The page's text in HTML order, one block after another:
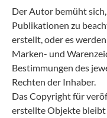
Der Autor bemüht
Publikationen zu
erstellt, oder es
Marken- und
Bestimmungen des
Rechten der Inhaber.
Das Copyright für
erstellte Objekte